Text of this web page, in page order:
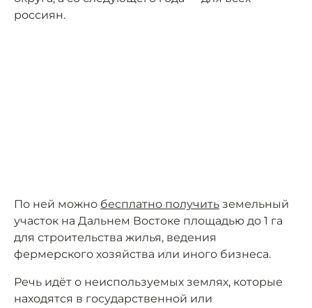
россиян.
По ней можно бесплатно получить земельный
участок на Дальнем Востоке площадью до 1 га
для строительства жилья, ведения
фермерского хозяйства или иного бизнеса.
Речь идёт о неиспользуемых землях, которые
находятся в государственной или